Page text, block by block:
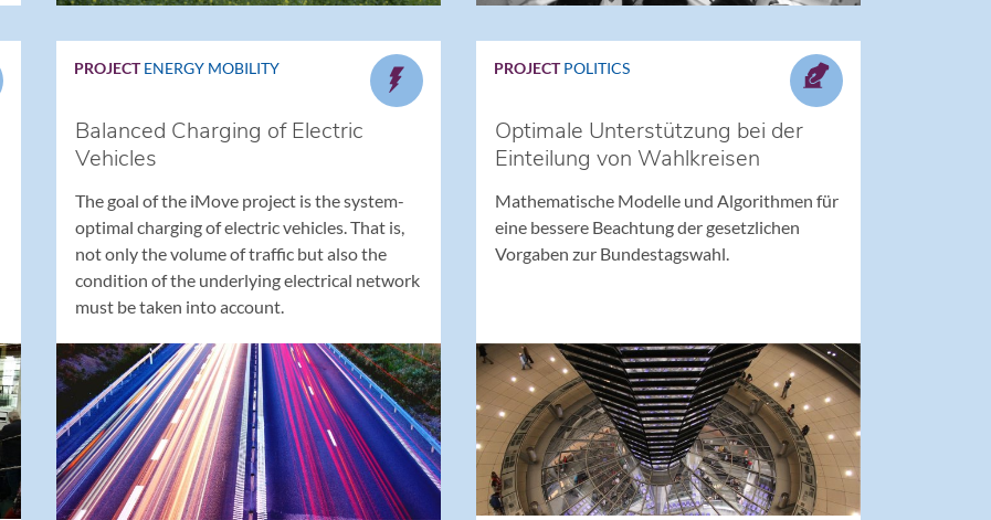
PROJECT ENERGY MOBILITY
Balanced Charging of Electric
Vehicles
The goal of the iMove project is the system-
optimal charging of electric vehicles. That is,
not only the volume of traffic but also the
condition of the underlying electrical network
must be taken into account.
PROJECT POLITICS
Optimale Unterstützung bei der
Einteilung von Wahlkreisen
Mathematische Modelle und Algorithmen für
eine bessere Beachtung der gesetzlichen
Vorgaben zur Bundestagswahl.